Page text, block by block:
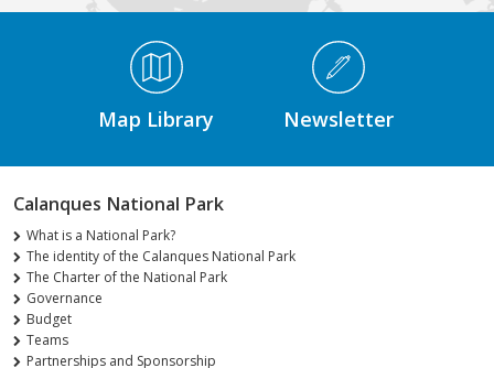
Médiathèque Footer
Map Library Newsletter
Calanques National Park
What is a National Park?
The identity of the Calanques National Park
The Charter of the National Park
Governance
Budget
Teams
Partnerships and Sponsorship